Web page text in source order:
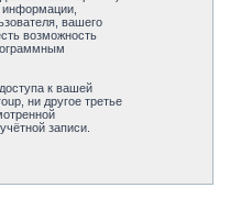
вашего
возможность
к вашей
ни другое третье
записи.